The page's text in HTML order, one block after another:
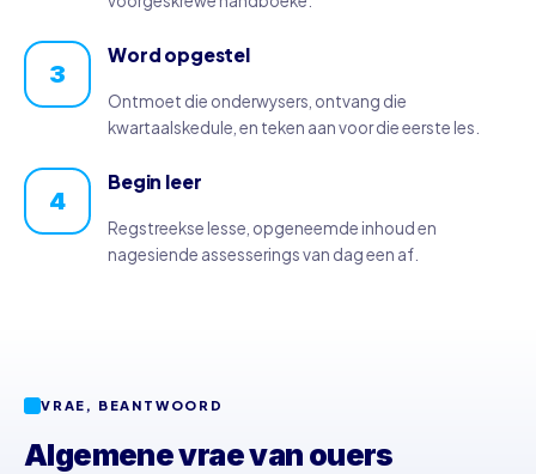
3
Word opgestel
Ontmoet die onderwysers, ontvang die
kwartaalskedule, en teken aan voor die eerste les.
4
Begin leer
Regstreekse lesse, opgeneemde inhoud en
nagesiende assesserings van dag een af.
VRAE, BEANTWOORD
Algemene vrae van ouers